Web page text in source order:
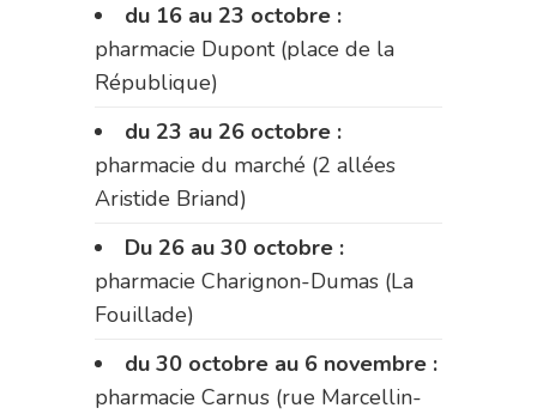
du 16 au 23 octobre :
pharmacie Dupont (place de la
République)
du 23 au 26 octobre :
pharmacie du marché (2 allées
Aristide Briand)
Du 26 au 30 octobre :
pharmacie Charignon-Dumas (La
Fouillade)
du 30 octobre au 6 novembre :
pharmacie Carnus (rue Marcellin-